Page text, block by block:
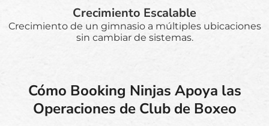
Crecimiento Escalable
Crecimiento de un gimnasio a múltiples ubicaciones
sin cambiar de sistemas.
Cómo Booking Ninjas Apoya las
Operaciones de Club de Boxeo